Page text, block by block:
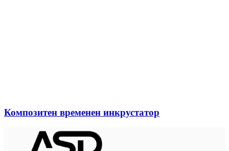
Композитен временен инкрустатор